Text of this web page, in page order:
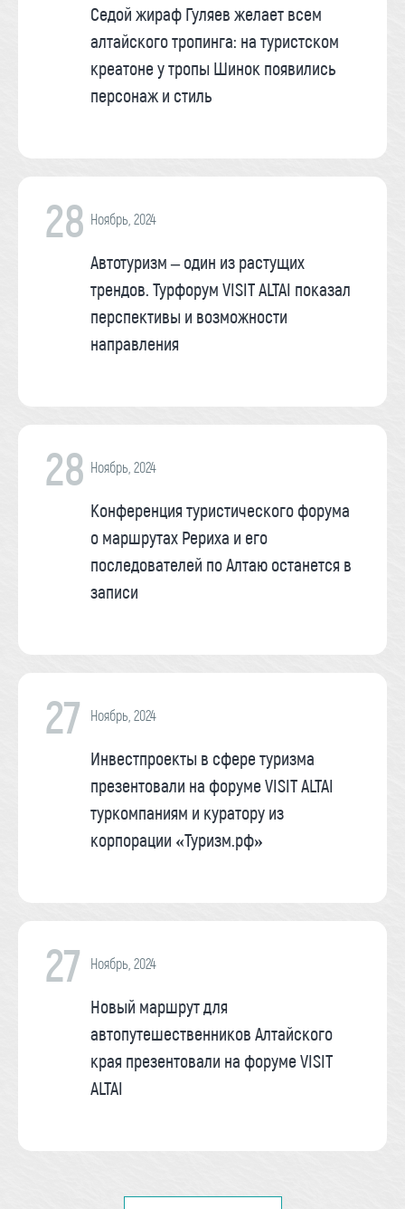
Седой жираф Гуляев желает всем
алтайского тропинга: на туристском
креатоне у тропы Шинок появились
персонаж и стиль
28 Ноябрь, 2024
Автотуризм – один из растущих
трендов. Турфорум VISIT ALTAI показал
перспективы и возможности
направления
28 Ноябрь, 2024
Конференция туристического форума
о маршрутах Рериха и его
последователей по Алтаю останется в
записи
27 Ноябрь, 2024
Инвестпроекты в сфере туризма
презентовали на форуме VISIT ALTAI
туркомпаниям и куратору из
корпорации «Туризм.рф»
27 Ноябрь, 2024
Новый маршрут для
автопутешественников Алтайского
края презентовали на форуме VISIT
ALTAI